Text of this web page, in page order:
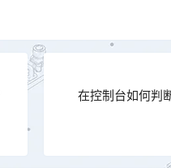
在控制台如何判